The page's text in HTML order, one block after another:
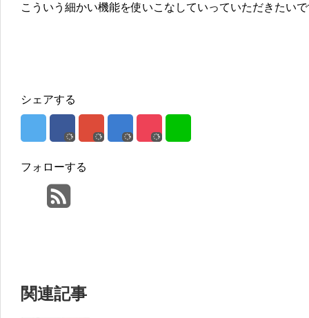
こういう細かい機能を使いこなしていっていただきたい
シェアする
フォローする
関連記事